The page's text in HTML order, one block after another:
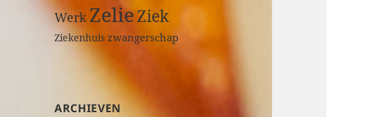
Werk ZelieZiek
Ziekenhuis zwangerschap
ARCHIEVEN